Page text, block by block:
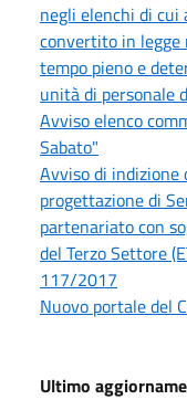
negli elenchi di cui
convertito in legge
tempo pieno e
unità di personale
Avviso elenco
Sabato"
Avviso di
progettazione di
partenariato con
del Terzo Settore
117/2017
Nuovo portale del
Ultimo